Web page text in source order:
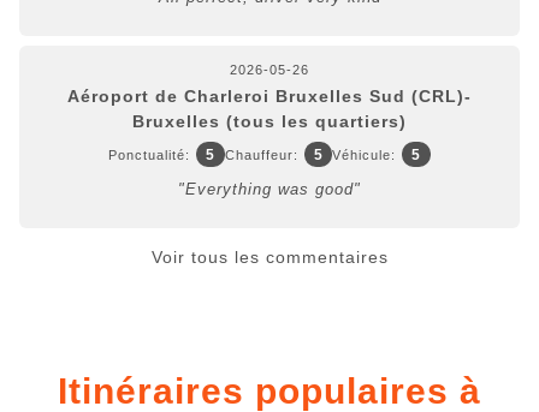
2026-05-26
Aéroport de Charleroi Bruxelles Sud (CRL)-
Bruxelles (tous les quartiers)
Ponctualité: 5 Chauffeur: 5 Véhicule: 5
"Everything was good"
Voir tous les commentaires
Itinéraires populaires à